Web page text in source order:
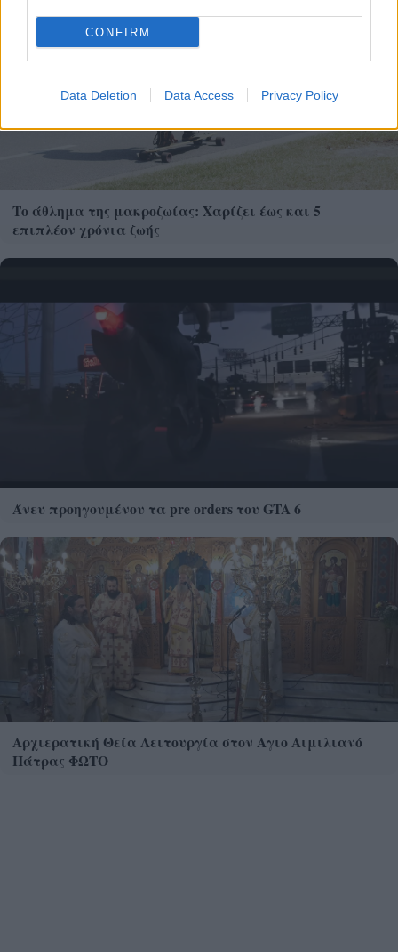
CONFIRM
Data Deletion Data Access Privacy Policy
Το άθλημα της μακροζωίας: Χαρίζει έως και 5
επιπλέον χρόνια ζωής
Άνευ προηγουμένου τα pre orders του GTA 6
Αρχιερατική Θεία Λειτουργία στον Αγιο Αιμιλιανό
Πάτρας ΦΩΤΟ